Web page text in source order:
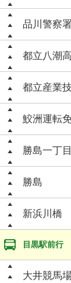
品川警察
都立八潮
都立産業
鮫洲運転
勝島一丁目
勝島
新浜川橋
目黒駅前行
大井競馬